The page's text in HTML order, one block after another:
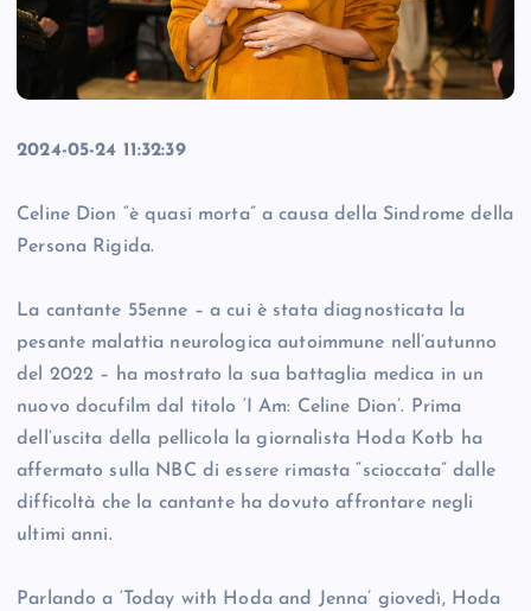
2024-05-24 11:32:39
Celine Dion “è quasi morta” a causa della Sindrome della
Persona Rigida.
La cantante 55enne – a cui è stata diagnosticata la
pesante malattia neurologica autoimmune nell’autunno
del 2022 – ha mostrato la sua battaglia medica in un
nuovo docufilm dal titolo ‘I Am: Celine Dion’. Prima
dell’uscita della pellicola la giornalista Hoda Kotb ha
affermato sulla NBC di essere rimasta “scioccata” dalle
difficoltà che la cantante ha dovuto affrontare negli
ultimi anni.
Parlando a ‘Today with Hoda and Jenna’ giovedì, Hoda